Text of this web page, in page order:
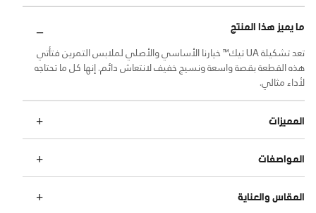
ما يميز هذا المنتج
تعد تشكيلة UA تيك™ خيارنا الأساسي والأصلي لملابس التمرين فتأتي
هذه القطعة بقصة واسعة ونسيج خفيف لانتعاش دائم. إنها كل ما تحتاجه
لأداء مثالي.
المميزات
المواصفات
المقاس والعناية